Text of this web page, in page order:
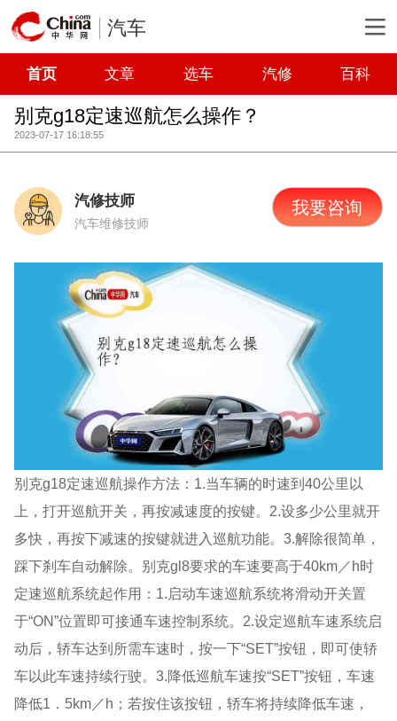
汽车
首页 文章 选车 汽修 百科
别克g18定速巡航怎么操作？
2023-07-17 16:18:55
汽修技师
汽车维修技师
我要咨询
别克g18定速巡航操作方法：1.当车辆的时速到40公里以
上，打开巡航开关，再按减速度的按键。2.设多少公里就开
多快，再按下减速的按键就进入巡航功能。3.解除很简单，
踩下刹车自动解除。别克gl8要求的车速要高于40km／h时
定速巡航系统起作用：1.启动车速巡航系统将滑动开关置
于“ON”位置即可接通车速控制系统。2.设定巡航车速系统启
动后，轿车达到所需车速时，按一下“SET”按钮，即可使轿
车以此车速持续行驶。3.降低巡航车速按“SET”按钮，车速
降低1．5km／h；若按住该按钮，轿车将持续降低车速，